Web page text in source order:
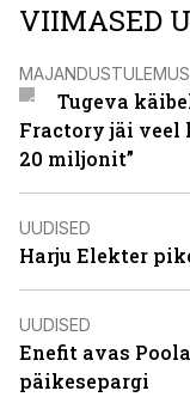
VIIMASED
Tugeva
Fractory jäi veel
20 miljonit”
UUDISED
Harju Elekter
UUDISED
Enefit avas
päikesepargi